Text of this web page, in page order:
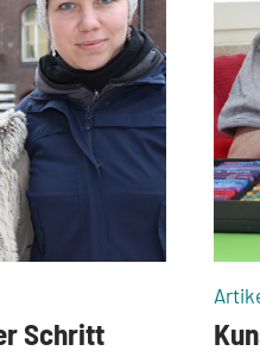
Schritt